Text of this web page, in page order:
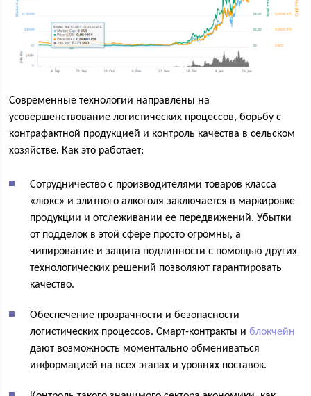
Современные технологии направлены на
усовершенствование логистических процессов, борьбу с
контрафактной продукцией и контроль качества в сельском
хозяйстве. Как это работает:
Сотрудничество с производителями товаров класса
«люкс» и элитного алкоголя заключается в маркировке
продукции и отслеживании ее передвижений. Убытки
от подделок в этой сфере просто огромны, а
чипирование и защита подлинности с помощью других
технологических решений позволяют гарантировать
качество.
Обеспечение прозрачности и безопасности
логистических процессов. Смарт-контракты иблокчейн
дают возможность моментально обмениваться
информацией на всех этапах и уровнях поставок.